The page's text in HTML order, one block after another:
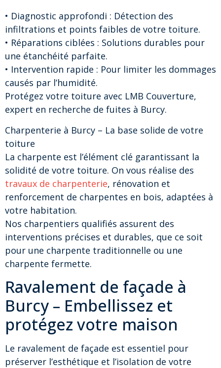
• Diagnostic approfondi : Détection des
infiltrations et points faibles de votre toiture.
• Réparations ciblées : Solutions durables pour
une étanchéité parfaite.
• Intervention rapide : Pour limiter les dommages
causés par l’humidité.
Protégez votre toiture avec LMB Couverture,
expert en recherche de fuites à Burcy.
Charpenterie à Burcy – La base solide de votre
toiture
La charpente est l’élément clé garantissant la
solidité de votre toiture. On vous réalise des
travaux de charpenterie, rénovation et
renforcement de charpentes en bois, adaptées à
votre habitation.
Nos charpentiers qualifiés assurent des
interventions précises et durables, que ce soit
pour une charpente traditionnelle ou une
charpente fermette.
Ravalement de façade à
Burcy – Embellissez et
protégez votre maison
Le ravalement de façade est essentiel pour
préserver l’esthétique et l’isolation de votre